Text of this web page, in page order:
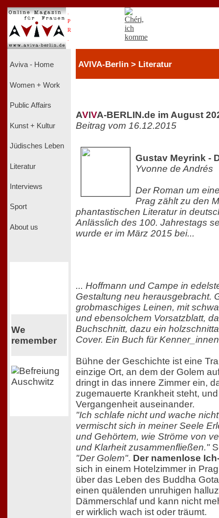
P
R
Aviva - Home
Women + Work
Public Affairs
Kunst + Kultur
Jüdisches Leben
Literatur
Interviews
Sport
About us
We
remember
AVIVA-Berlin > Literatur
AVIVA-BERLIN.de im August
Beitrag vom 16.12.2015
Gustav Meyrink -
Yvonne de Andrés
Der Roman um
Prag zählt zu den
phantastischen Literatur in
Anlässlich des 100. Jahrestags
wurde er im März 2015 bei...
... Hoffmann und Campe in
Gestaltung neu herausgebracht.
grobmaschiges Leinen, mit
und ebensolchem Vorsatzblatt,
Buchschnitt, dazu ein
Cover. Ein Buch für
Bühne der Geschichte ist eine
einzige Ort, an dem der Golem
dringt in das innere Zimmer ein,
zugemauerte Krankheit steht,
Vergangenheit auseinander.
"Ich schlafe nicht und wache
vermischt sich in meiner Seele
und Gehörtem, wie Ströme von
und Klarheit zusammenfließen."
"Der Golem". Der namenlose
sich in einem Hotelzimmer in
über das Leben des Buddha
einen quälenden unruhigen
Dämmerschlaf und kann nicht
er wirklich wach ist oder träumt.